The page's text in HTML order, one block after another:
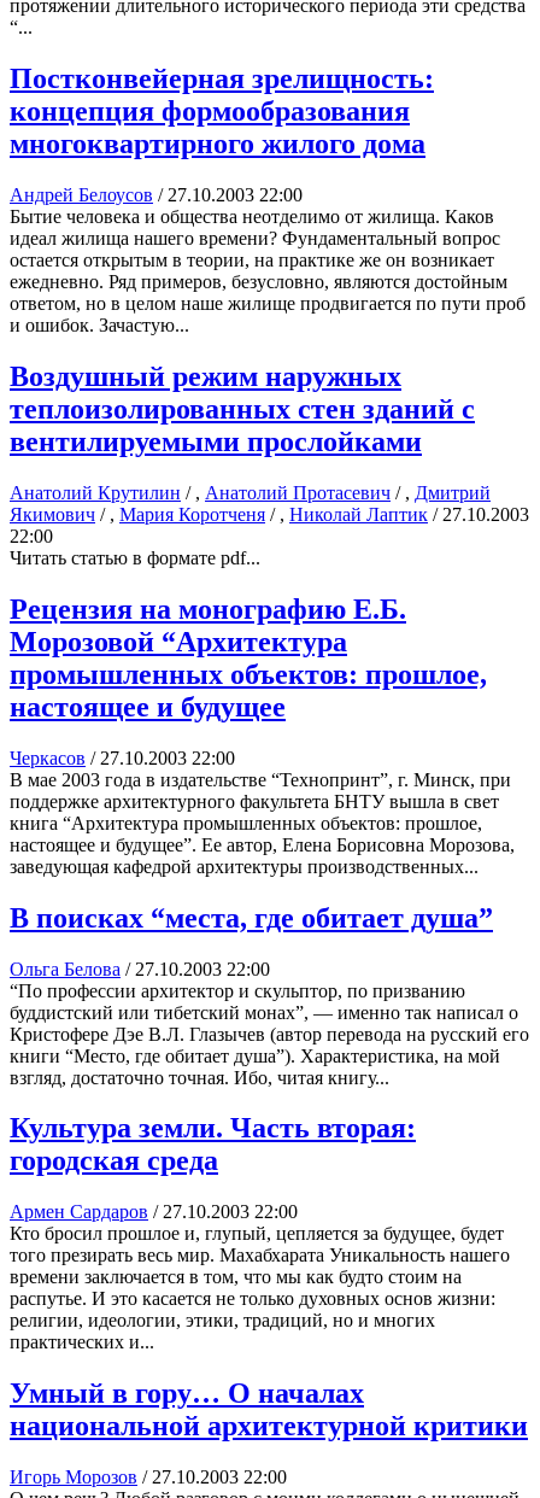
протяжении длительного исторического периода эти средства
“...
Постконвейерная зрелищность:
концепция формообразования
многоквартирного жилого дома
Андрей Белоусов / 27.10.2003 22:00
Бытие человека и общества неотделимо от жилища. Каков
идеал жилища нашего времени? Фундаментальный вопрос
остается открытым в теории, на практике же он возникает
ежедневно. Ряд примеров, безусловно, являются достойным
ответом, но в целом наше жилище продвигается по пути проб
и ошибок. Зачастую...
Воздушный режим наружных
теплоизолированных стен зданий с
вентилируемыми прослойками
Анатолий Крутилин / , Анатолий Протасевич / , Дмитрий
Якимович / , Мария Коротченя / , Николай Лаптик / 27.10.2003
22:00
Читать статью в формате pdf...
Рецензия на монографию Е.Б.
Морозовой “Архитектура
промышленных объектов: прошлое,
настоящее и будущее
Черкасов / 27.10.2003 22:00
В мае 2003 года в издательстве “Технопринт”, г. Минск, при
поддержке архитектурного факультета БНТУ вышла в свет
книга “Архитектура промышленных объектов: прошлое,
настоящее и будущее”. Ее автор, Елена Борисовна Морозова,
заведующая кафедрой архитектуры производственных...
В поисках “места, где обитает душа”
Ольга Белова / 27.10.2003 22:00
“По профессии архитектор и скульптор, по призванию
буддистский или тибетский монах”, — именно так написал о
Кристофере Дэе В.Л. Глазычев (автор перевода на русский его
книги “Место, где обитает душа”). Характеристика, на мой
взгляд, достаточно точная. Ибо, читая книгу...
Культура земли. Часть вторая:
городская среда
Армен Сардаров / 27.10.2003 22:00
Кто бросил прошлое и, глупый, цепляется за будущее, будет
того презирать весь мир. Махабхарата Уникальность нашего
времени заключается в том, что мы как будто стоим на
распутье. И это касается не только духовных основ жизни:
религии, идеологии, этики, традиций, но и многих
практических и...
Умный в гору… О началах
национальной архитектурной критики
Игорь Морозов / 27.10.2003 22:00